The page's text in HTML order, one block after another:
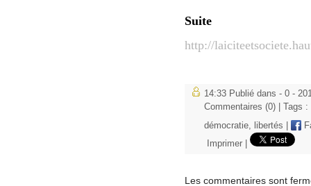
Suite
http://
14:33 Publié dans - 0 -
Commentaires (0) | Tags :
démocratie
libertés
Imprimer
Les commentaires sont